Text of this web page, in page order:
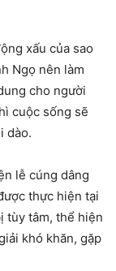
xấu của sao
Ngọ nên làm
cho người
cuộc sống sẽ
dào.
lễ cúng dâng
thực hiện tại
tùy tâm, thể hiện
khó khăn, gặp